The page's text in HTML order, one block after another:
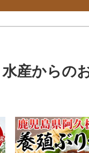
産からの